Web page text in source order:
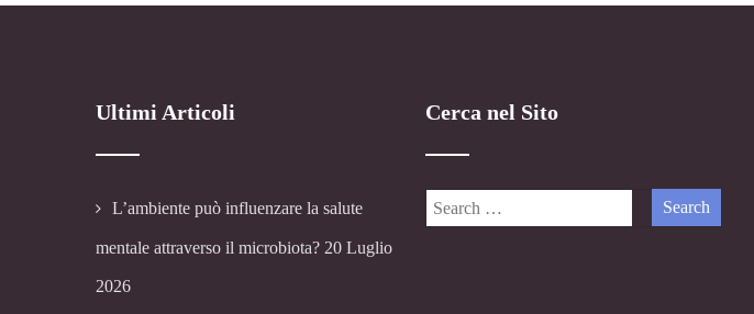
Ultimi Articoli
L’ambiente può influenzare la salute
mentale attraverso il microbiota? 20 Luglio
2026
Cerca nel Sito